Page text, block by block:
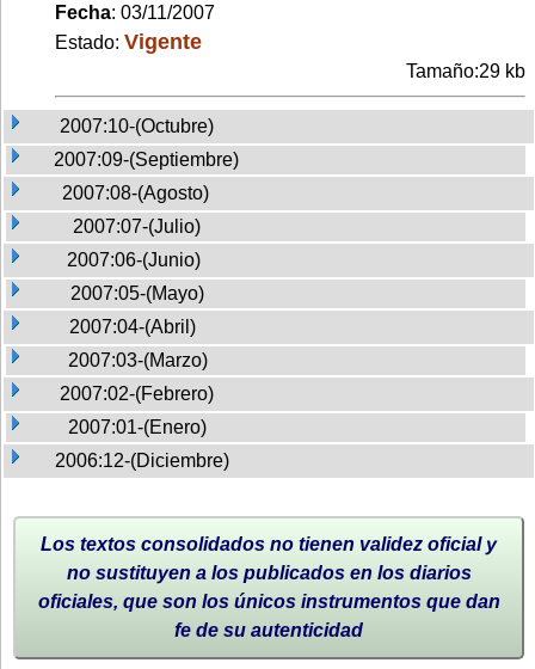
Fecha: 03/11/2007
Estado: Vigente
Tamaño:29 kb
2007:10-(Octubre)
2007:09-(Septiembre)
2007:08-(Agosto)
2007:07-(Julio)
2007:06-(Junio)
2007:05-(Mayo)
2007:04-(Abril)
2007:03-(Marzo)
2007:02-(Febrero)
2007:01-(Enero)
2006:12-(Diciembre)
Los textos consolidados no tienen validez oficial y
no sustituyen a los publicados en los diarios
oficiales, que son los únicos instrumentos que dan
fe de su autenticidad